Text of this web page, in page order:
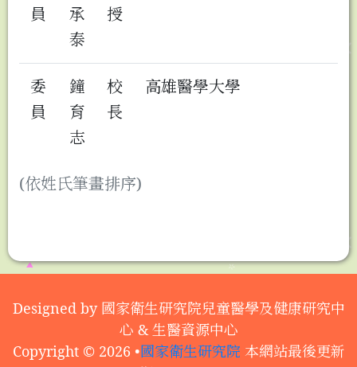
(依姓氏筆畫排序)
員
承
泰
授
委
員
鐘
育
志
校
長
高雄醫學大學
Designed by 國家衛生研究院兒童醫學及健康研究中
心 & 生醫資源中心
Copyright © 2026 •國家衛生研究院 本網站最後更新